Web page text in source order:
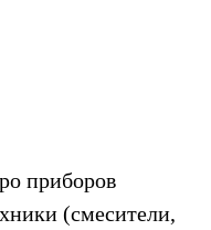
приборов
(смесители,